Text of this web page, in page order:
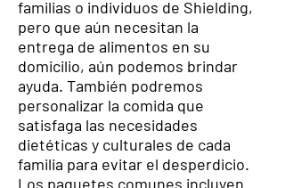
familias o individuos de Shielding,
pero que aún necesitan la
entrega de alimentos en su
domicilio, aún podemos brindar
ayuda. También podremos
personalizar la comida que
satisfaga las necesidades
dietéticas y culturales de cada
familia para evitar el desperdicio.
Los paquetes comunes incluyen